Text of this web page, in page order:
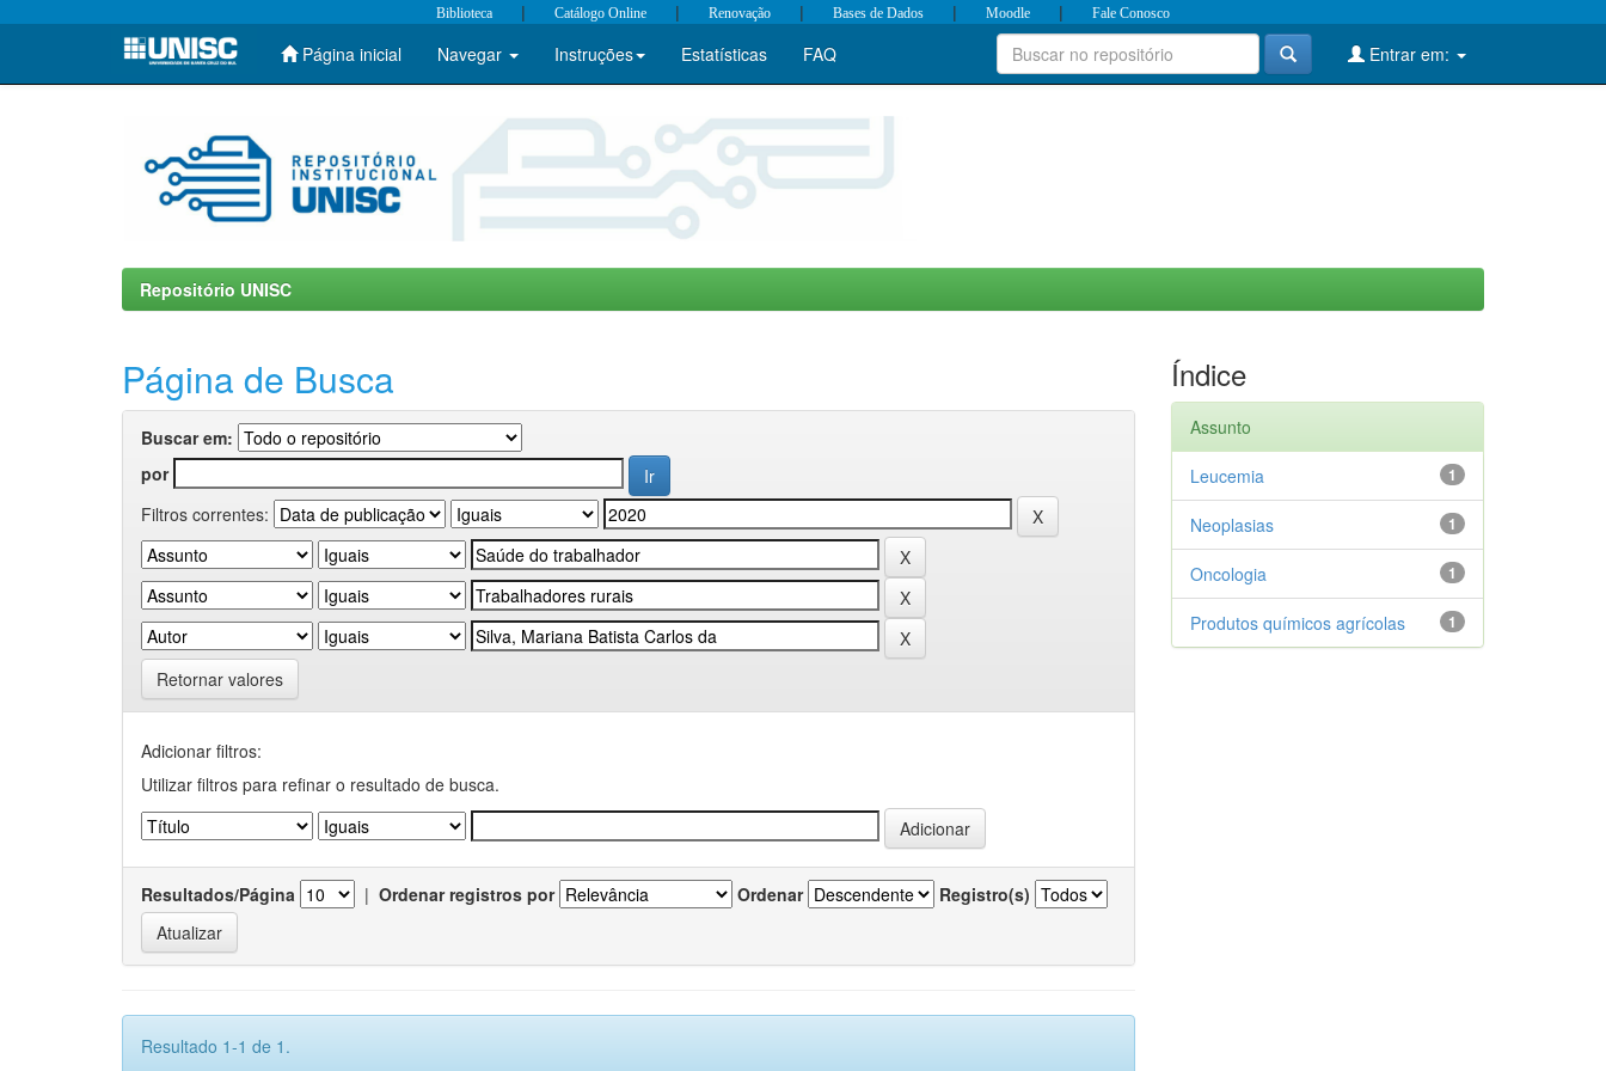
Skip
Biblioteca | Catálogo Online | Renovação | Bases de Dados | Moodle | Fale Conosco
Página inicial Navegar Instruções Estatísticas FAQ Entrar em:
Repositório UNISC
Página de Busca
Buscar em:
por
Filtros correntes:
Retornar valores
Adicionar filtros:
Utilizar filtros para refinar o resultado de busca.
Resultados/Página | Ordenar registros por Ordenar Registro(s)
Resultado 1-1 de 1.
Índice
Assunto
1
Leucemia
1
Neoplasias
1
Oncologia
1
Produtos químicos agrícolas